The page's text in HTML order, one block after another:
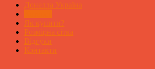
Донелла Україна
Як купити?
Розмірна сітка
Відгуки
Контакти